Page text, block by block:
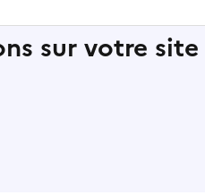
sur votre site